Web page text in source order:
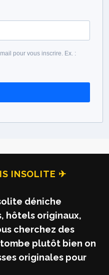
pour vous inscrire. Ex. :
INSOLITE ✈
déniche
hôtels originaux,
cherchez des
plutôt bien on
originales pour